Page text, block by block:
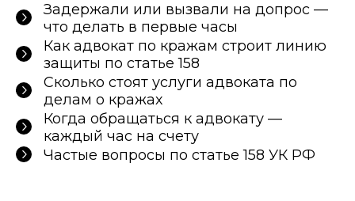
Задержали или вызвали на допрос —
что делать в первые часы
Как адвокат по кражам строит линию
защиты по статье 158
Сколько стоят услуги адвоката по
делам о кражах
Когда обращаться к адвокату —
каждый час на счету
Частые вопросы по статье 158 УК РФ